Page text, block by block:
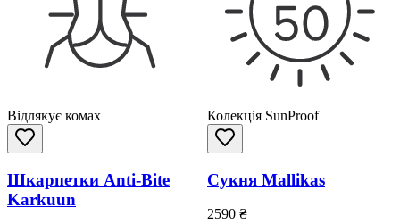
Відлякує комах
Шкарпетки Anti-Bite
Karkuun
Колекція SunProof
Сукня Mallikas
2590 ₴